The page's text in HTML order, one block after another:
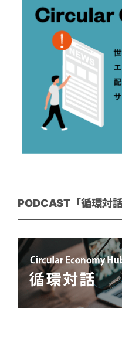
PODCAST「循環対